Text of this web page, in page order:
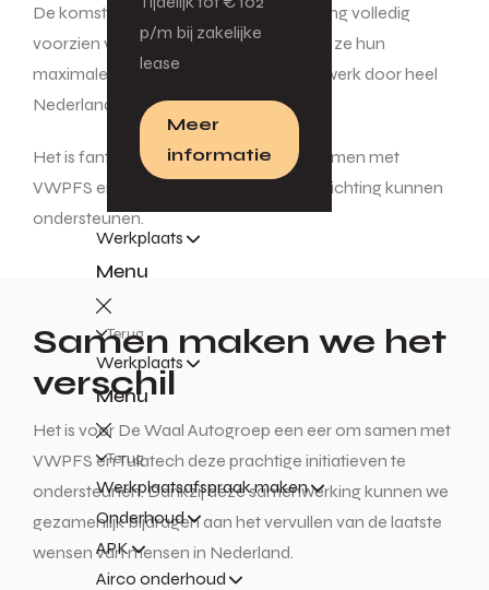
p/m bij zakelijke
lease
Meer
informatie
Werkplaats
Menu
Terug
Werkplaats
Menu
Terug
Werkplaatsafspraak maken
Onderhoud
APK
Airco onderhoud
De komst van de Crafter gaat de stichting volledig
voorzien van 10 ambulances, waarmee ze hun
maximale capaciteit bereiken om hun werk door heel
Nederland voort te zetten.
Het is fantastisch om te zien hoe we, samen met
VWPFS en Tulatech, deze bijzondere stichting kunnen
ondersteunen.
Samen maken we het
verschil
Het is voor De Waal Autogroep een eer om samen met
VWPFS en Tulatech deze prachtige initiatieven te
ondersteunen. Dankzij deze samenwerking kunnen we
gezamenlijk bijdragen aan het vervullen van de laatste
wensen van mensen in Nederland.